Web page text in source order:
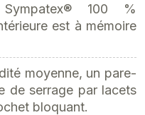
100 %
est à mémoire
moyenne, un pare-
de serrage par lacets
bloquant.